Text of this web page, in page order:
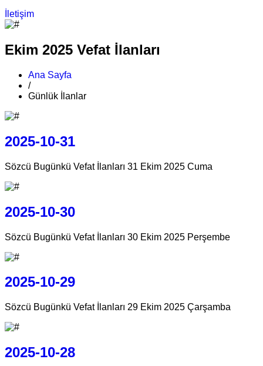
İletişim
Ekim 2025 Vefat İlanları
Ana Sayfa
/
Günlük İlanlar
2025-10-31
Sözcü Bugünkü Vefat İlanları 31 Ekim 2025 Cuma
2025-10-30
Sözcü Bugünkü Vefat İlanları 30 Ekim 2025 Perşembe
2025-10-29
Sözcü Bugünkü Vefat İlanları 29 Ekim 2025 Çarşamba
2025-10-28